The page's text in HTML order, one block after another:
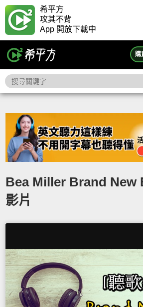
希平方
攻其不背
App 開放下載中
購
Bea Miller Brand New
影片